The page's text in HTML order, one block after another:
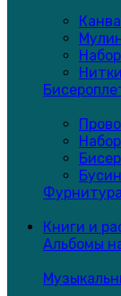
Канва
Бисер
Фурнитура
Книги и
Альбомы